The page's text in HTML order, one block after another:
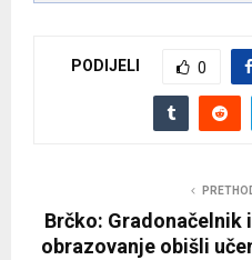
PODIJELI 0
Brčko: Gradonačelnik
obrazovanje obišli